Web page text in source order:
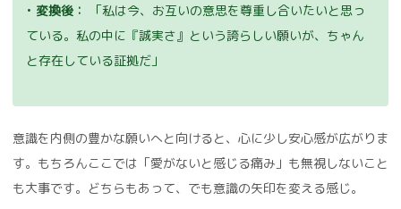
• 変換後：
「私は今、お互いの意思を尊重し合いたいと思っ
ている。私の中に『誠実さ』という誇らしい願いが、ちゃん
と存在している証拠だ」
意識を内側の豊かな願いへと向けると、心に少し安心感が広がりま
す。もちろんここでは「愛がないと感じる痛み」も無視しないこと
も大事です。どちらもあって、でも意識の矢印を変える感じ。